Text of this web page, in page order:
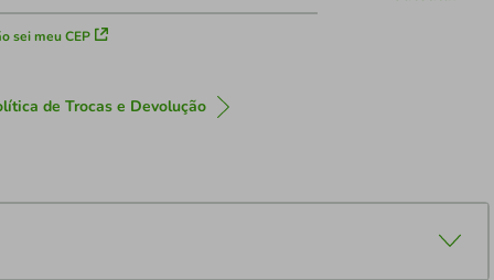
sei meu CEP
de Trocas e Devolução